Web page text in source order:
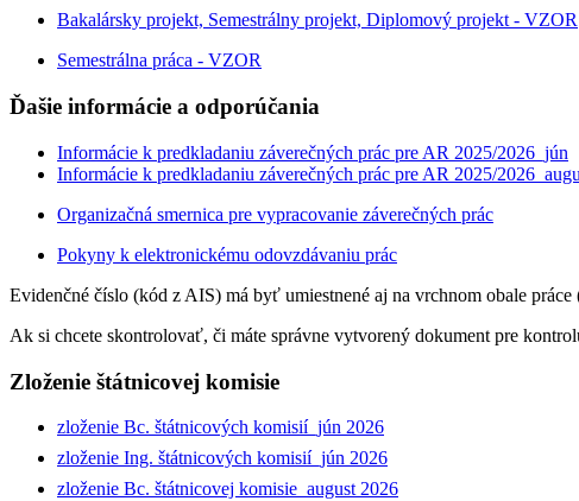
Bakalársky projekt, Semestrálny projekt, Diplomový projekt - VZOR
Semestrálna práca - VZOR
Ďašie informácie a odporúčania
Informácie k predkladaniu záverečných prác pre AR 2025/2026_jún
Informácie k predkladaniu záverečných prác pre AR 2025/
Organizačná smernica pre vypracovanie záverečných prác
Pokyny k elektronickému odovzdávaniu prác
Evidenčné číslo (kód z AIS) má byť umiestnené aj na vrchnom obale
Ak si chcete skontrolovať, či máte správne vytvorený dokument pre
Zloženie štátnicovej komisie
zloženie Bc. štátnicových komisií_jún 2026
zloženie Ing. štátnicových komisií_jún 2026
zloženie Bc. štátnicovej komisie_august 2026